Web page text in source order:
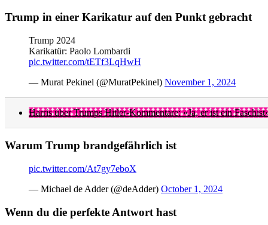
Trump in einer Karikatur auf den Punkt gebracht
Trump 2024
Karikatür: Paolo Lombardi
pic.twitter.com/tETf3LqHwH
— Murat Pekinel (@MuratPekinel) November 1, 2024
Harris über Trumps Hitler-Kommentare: «Ja, er ist ein
Warum Trump brandgefährlich ist
pic.twitter.com/At7gy7eboX
— Michael de Adder (@deAdder) October 1, 2024
Wenn du die perfekte Antwort hast